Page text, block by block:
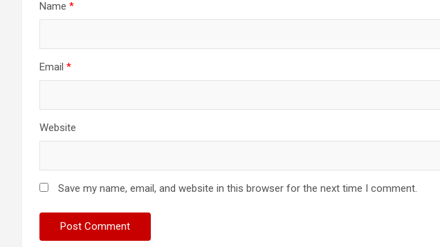
Name *
Email *
Website
Save my name, email, and website in this browser for the next time I comment.